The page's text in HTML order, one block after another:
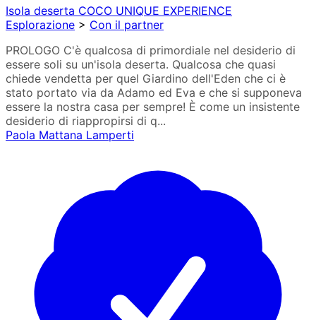
Isola deserta COCO UNIQUE EXPERIENCE
Esplorazione > Con il partner
PROLOGO C'è qualcosa di primordiale nel desiderio di
essere soli su un'isola deserta. Qualcosa che quasi
chiede vendetta per quel Giardino dell'Eden che ci è
stato portato via da Adamo ed Eva e che si supponeva
essere la nostra casa per sempre! È come un insistente
desiderio di riappropirsi di q...
Paola Mattana Lamperti